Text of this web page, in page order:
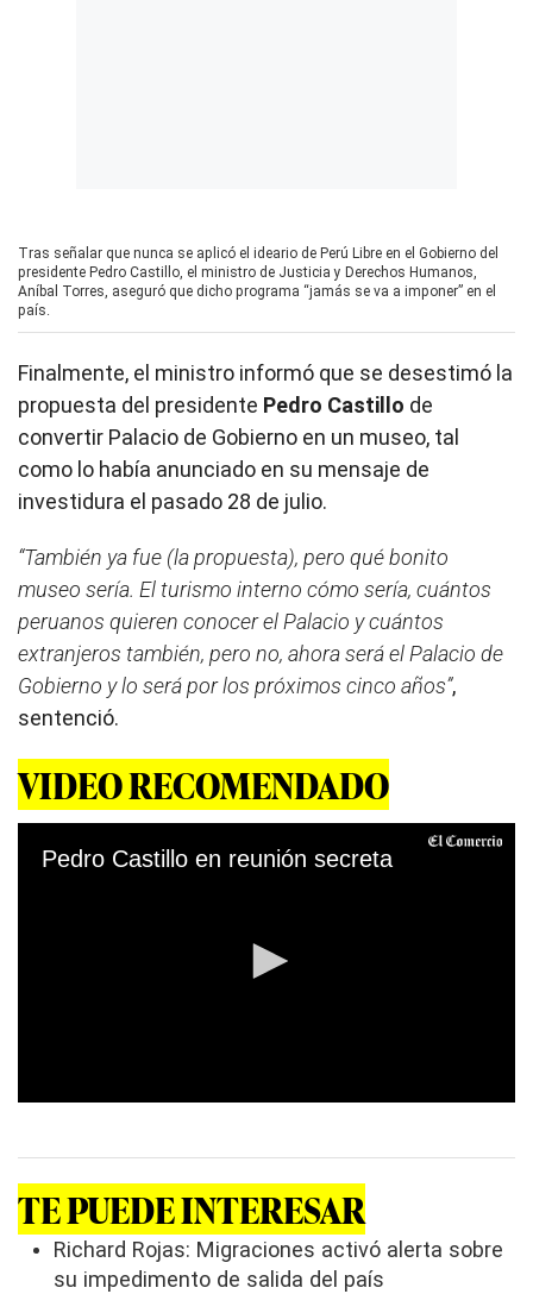
Tras señalar que nunca se aplicó el ideario de Perú Libre en el Gobierno del
presidente Pedro Castillo, el ministro de Justicia y Derechos Humanos,
Aníbal Torres, aseguró que dicho programa “jamás se va a imponer” en el
país.
Finalmente, el ministro informó que se desestimó la
propuesta del presidente Pedro Castillo de
convertir Palacio de Gobierno en un museo, tal
como lo había anunciado en su mensaje de
investidura el pasado 28 de julio.
“También ya fue (la propuesta), pero qué bonito
museo sería. El turismo interno cómo sería, cuántos
peruanos quieren conocer el Palacio y cuántos
extranjeros también, pero no, ahora será el Palacio de
Gobierno y lo será por los próximos cinco años”,
sentenció.
VIDEO RECOMENDADO
Pedro Castillo en reunión secreta
o
n
d
TE PUEDE INTERESAR
Richard Rojas: Migraciones activó alerta sobre
su impedimento de salida del país